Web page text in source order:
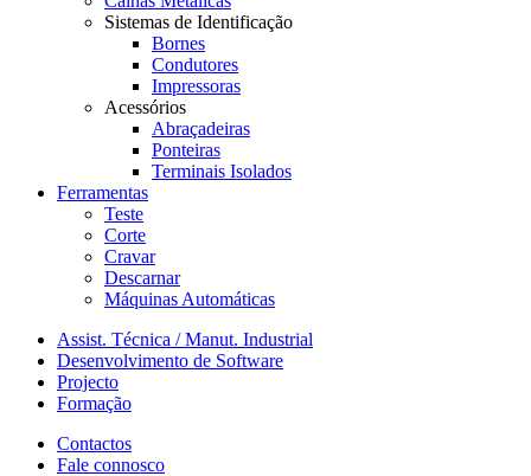
Sistemas de Identificação
Bornes
Condutores
Impressoras
Acessórios
Abraçadeiras
Ponteiras
Terminais Isolados
Ferramentas
Teste
Corte
Cravar
Descarnar
Máquinas Automáticas
Assist. Técnica / Manut. Industrial
Desenvolvimento de Software
Projecto
Formação
Contactos
Fale connosco